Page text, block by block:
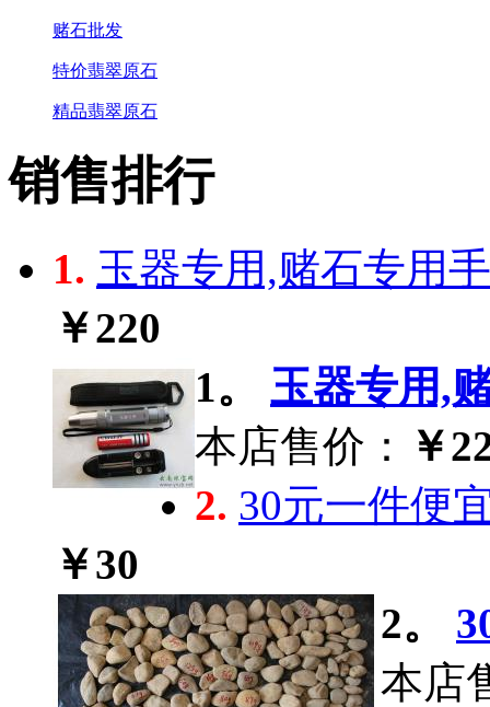
赌石批发
特价翡翠原石
精品翡翠原石
销售排行
1. 玉器专用,赌石专用
￥220
1。
玉器专用,
本店售价：
￥
2. 30元一件便
￥30
2。
本店